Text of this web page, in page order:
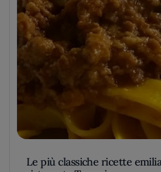
Le più classiche ricette